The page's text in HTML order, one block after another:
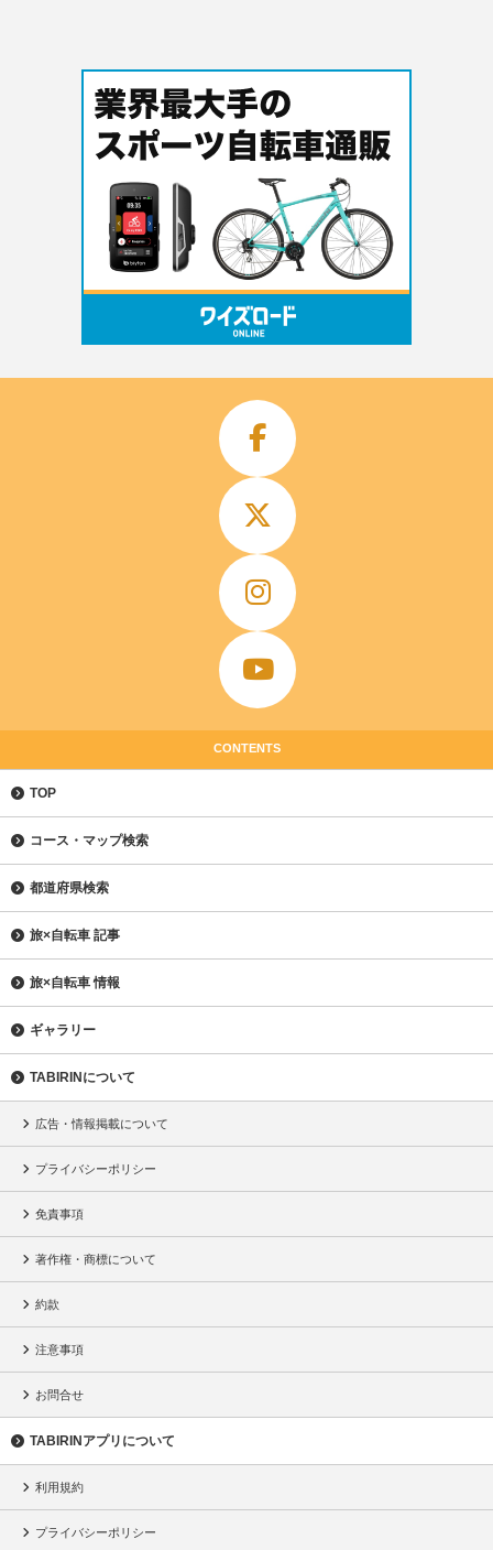
CONTENTS
TOP
コース・マップ検索
都道府県検索
旅×自転車 記事
旅×自転車 情報
ギャラリー
TABIRINについて
広告・情報掲載について
プライバシーポリシー
免責事項
著作権・商標について
約款
注意事項
お問合せ
TABIRINアプリについて
利用規約
プライバシーポリシー